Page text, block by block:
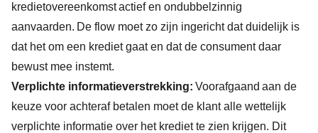
kredietovereenkomst actief en ondubbelzinnig
aanvaarden. De flow moet zo zijn ingericht dat duidelijk is
dat het om een krediet gaat en dat de consument daar
bewust mee instemt.
Verplichte informatieverstrekking: Voorafgaand aan de
keuze voor achteraf betalen moet de klant alle wettelijk
verplichte informatie over het krediet te zien krijgen. Dit